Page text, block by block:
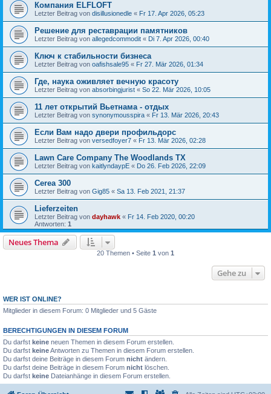
Компания ELFLOFT
Letzter Beitrag von disillusionedle « Fr 17. Apr 2026, 05:23
Решение для реставрации памятников
Letzter Beitrag von allegedcommodit « Di 7. Apr 2026, 00:40
Ключ к стабильности бизнеса
Letzter Beitrag von oafishsale95 « Fr 27. Mär 2026, 01:34
Где, наука оживляет вечную красоту
Letzter Beitrag von absorbingjurist « So 22. Mär 2026, 10:05
11 лет открытий Вьетнама - отдых
Letzter Beitrag von synonymousspira « Fr 13. Mär 2026, 20:43
Если Вам надо двери профильдорс
Letzter Beitrag von versedfoyer7 « Fr 13. Mär 2026, 02:28
Lawn Care Company The Woodlands TX
Letzter Beitrag von kaitlyndaypE « Do 26. Feb 2026, 22:09
Cerea 300
Letzter Beitrag von Gig85 « Sa 13. Feb 2021, 21:37
Lieferzeiten
Letzter Beitrag von dayhawk « Fr 14. Feb 2020, 00:20
Antworten: 1
Neues Thema
20 Themen • Seite 1 von 1
Gehe zu
WER IST ONLINE?
Mitglieder in diesem Forum: 0 Mitglieder und 5 Gäste
BERECHTIGUNGEN IN DIESEM FORUM
Du darfst keine neuen Themen in diesem Forum erstellen.
Du darfst keineAntworten zu Themen in diesem Forum erstellen.
Du darfst deine Beiträge in diesem Forum nicht ändern.
Du darfst deine Beiträge in diesem Forum nicht löschen.
Du darfst keine Dateianhänge in diesem Forum erstellen.